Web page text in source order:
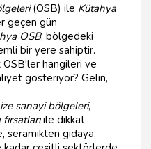
(OSB) ile Kütahya
geçen gün
OSB, bölgedeki
bir yere sahiptir.
OSB'ler hangileri ve
gösteriyor? Gelin,
sanayi bölgeleri,
fırsatlarıile dikkat
gıdaya,